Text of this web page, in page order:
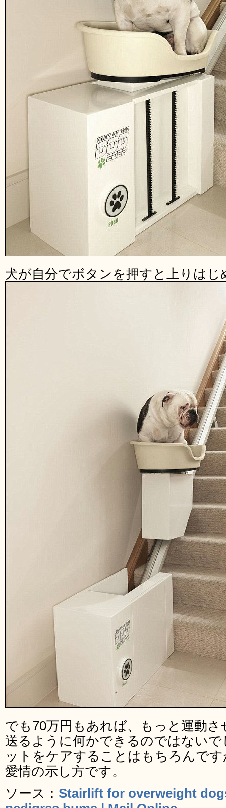
犬が自分でボタンを押すと上りはじ
でも70万円もあれば、もっと運動
送るように何かできるのではない
ットをケアすることはもちろんで
愛情の示し方です。
ソース： Stairlift for overweight